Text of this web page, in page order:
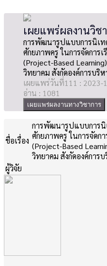
เผยแพร่ผลงานวิช
การพัฒนารูปแบบการนิเท
ศักยภาพครู ในการจัดการ
(Project-Based
วิทยาคม สังกัดองค์การบริ
เผยแพร่วันที่111 : 2023-
อ่าน : 1081
เผยแพร่ผลงานทางวิชาการ
ชื่อเรื่อง
การพัฒนารูปแบบการนิ
ศักยภาพครู ในการจัดก
(Project-Based
วิทยาคม สังกัดองค์การ
ผู้วิจัย